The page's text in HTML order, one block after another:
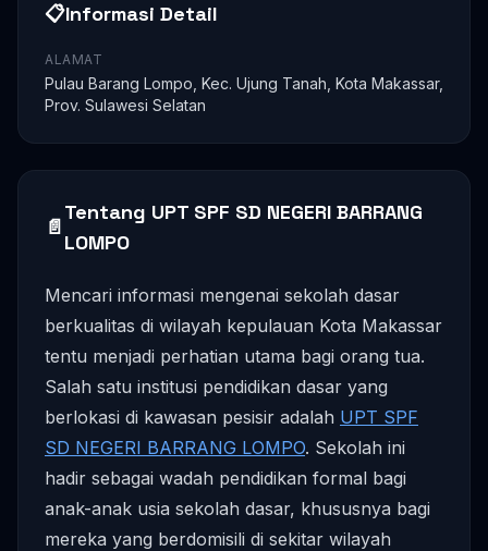
📋Informasi Detail
ALAMAT
Pulau Barang Lompo, Kec. Ujung Tanah, Kota Makassar,
Prov. Sulawesi Selatan
📄
Tentang UPT SPF SD NEGERI BARRANG
LOMPO
Mencari informasi mengenai sekolah dasar
berkualitas di wilayah kepulauan Kota Makassar
tentu menjadi perhatian utama bagi orang tua.
Salah satu institusi pendidikan dasar yang
berlokasi di kawasan pesisir adalah UPT SPF
SD NEGERI BARRANG LOMPO. Sekolah ini
hadir sebagai wadah pendidikan formal bagi
anak-anak usia sekolah dasar, khususnya bagi
mereka yang berdomisili di sekitar wilayah